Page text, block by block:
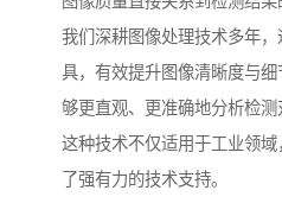
我们深耕图像处理技术多年
具，有效提升图像清晰度与
够更直观、更准确地分析检测
这种技术不仅适用于工业领
了强有力的技术支持。